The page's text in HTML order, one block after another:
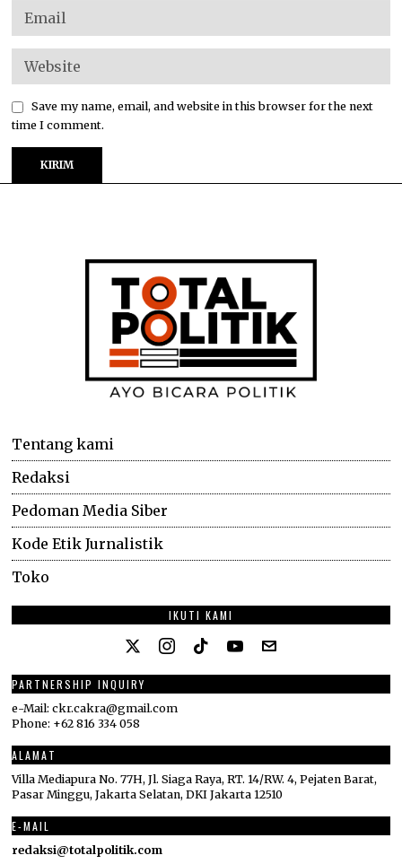
Save my name, email, and website in this browser for the next
time I comment.
Tentang kami
Redaksi
Pedoman Media Siber
Kode Etik Jurnalistik
Toko
IKUTI KAMI
PARTNERSHIP INQUIRY
e-Mail: ckr.cakra@gmail.com
Phone: +62 816 334 058
ALAMAT
Villa Mediapura No. 77H, Jl. Siaga Raya, RT. 14/RW. 4, Pejaten Barat,
Pasar Minggu, Jakarta Selatan, DKI Jakarta 12510
E-MAIL
redaksi@totalpolitik.com